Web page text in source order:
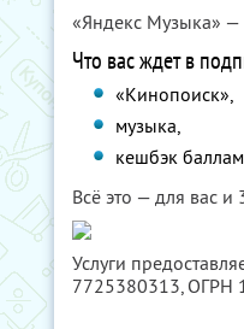
«Яндекс Музыка»
Что вас ждет в
«Кинопоиск»,
музыка,
кешбэк
Всё это — для вас
Услуги
7725380313, ОГРН